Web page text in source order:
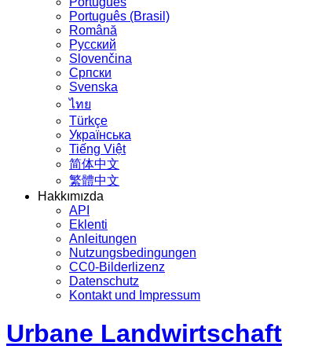
Português (Brasil)
Română
Русский
Slovenčina
Српски
Svenska
ไทย
Türkçe
Українська
Tiếng Việt
简体中文
繁體中文
Hakkımızda
API
Eklenti
Anleitungen
Nutzungsbedingungen
CC0-Bilderlizenz
Datenschutz
Kontakt und Impressum
Urbane Landwirtschaft